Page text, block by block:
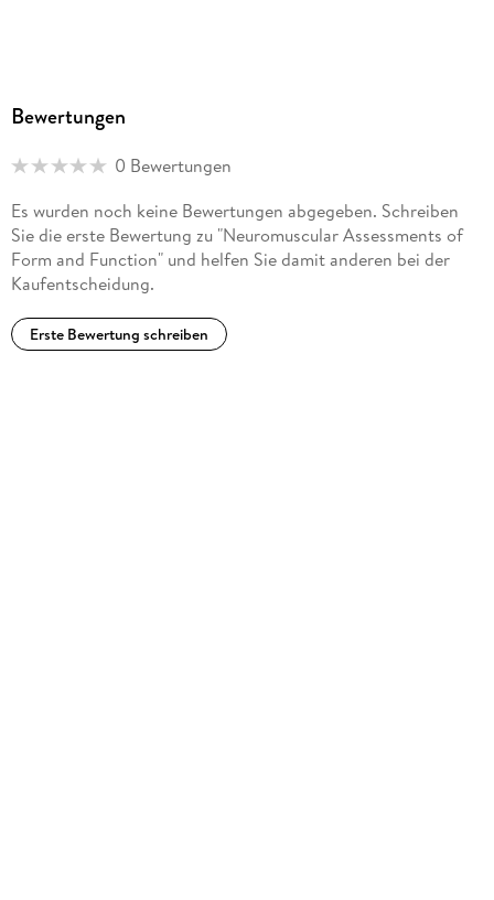
Bewertungen
0 Bewertungen
Es wurden noch keine Bewertungen abgegeben. Schreiben
Sie die erste Bewertung zu "Neuromuscular Assessments of
Form and Function" und helfen Sie damit anderen bei der
Kaufentscheidung.
Erste Bewertung schreiben